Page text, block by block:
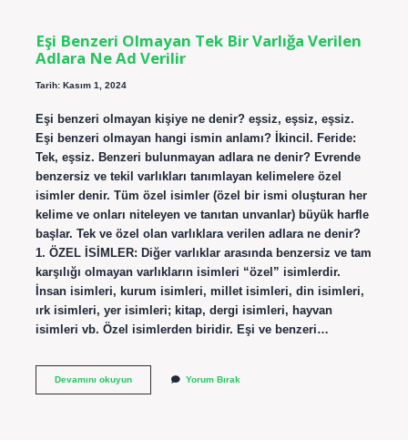
Eşi Benzeri Olmayan Tek Bir Varlığa Verilen
Adlara Ne Ad Verilir
Tarih: Kasım 1, 2024
Eşi benzeri olmayan kişiye ne denir? eşsiz, eşsiz, eşsiz.
Eşi benzeri olmayan hangi ismin anlamı? İkincil. Feride:
Tek, eşsiz. Benzeri bulunmayan adlara ne denir? Evrende
benzersiz ve tekil varlıkları tanımlayan kelimelere özel
isimler denir. Tüm özel isimler (özel bir ismi oluşturan her
kelime ve onları niteleyen ve tanıtan unvanlar) büyük harfle
başlar. Tek ve özel olan varlıklara verilen adlara ne denir?
1. ÖZEL İSİMLER: Diğer varlıklar arasında benzersiz ve tam
karşılığı olmayan varlıkların isimleri “özel” isimlerdir.
İnsan isimleri, kurum isimleri, millet isimleri, din isimleri,
ırk isimleri, yer isimleri; kitap, dergi isimleri, hayvan
isimleri vb. Özel isimlerden biridir. Eşi ve benzeri…
Devamını okuyunEşi
Yorum Bırak